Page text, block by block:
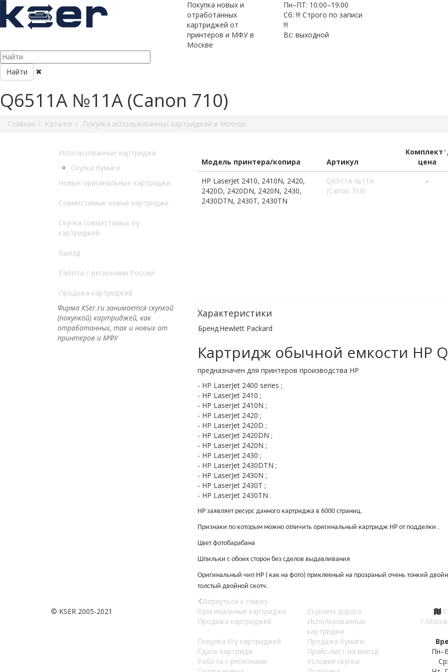
Покупка новых и
отработанных
картриджей от
принтеров и МФУ в
Москве
Пн–ПТ: 10:00–19:00
Сб: !!! Строго по записи
!!!
Вс: выходной
Найти
Q6511A №11A (Canon 710)
Главная Каталог Покупка использованных картриджей в Москве
Использованные картриджи
Скупка бумаги
Новые оригинальные картриджи
Совместимые новые картриджи
Скупка совместимых бу
картриджей
Выезд
Работа с регионами России
Продажа картриджей
Фирма KSer.ru занимается скупкой
(покупкой) картриджей, как
отработанных, так и новых от
принтеров и МФУ
Модель принтера/копира Артикул
Комплект*,
цена
HP LaserJet 2410, 2410N, 2420,
2420D, 2420DN, 2420N, 2430,
2430DTN, 2430T, 2430TN
Q6511A №11A
(Canon 710)
-
Характеристики
БрендHewlett Packard
Картридж обычной емкости HP
предназначен для принтеров производства HP
- HP LaserJet 2400 series ;
- HP LaserJet 2410 ;
- HP LaserJet 2410N ;
- HP LaserJet 2420 ;
- HP LaserJet 2420D ;
- HP LaserJet 2420DN ;
- HP LaserJet 2420N ;
- HP LaserJet 2430 ;
- HP LaserJet 2430DTN ;
- HP LaserJet 2430N ;
- HP LaserJet 2430T ;
- HP LaserJet 2430TN .
HP заявляет ресурс данного картриджа в 6000 страниц.
Признаки по которым можно отличить оригинальный картридж HP от подделки .
Цвет фотобарабана
Шпильки с обоих сторон без сделов выдавливания
Оригинальный чип HP ( как на фото) приклееный на прозраный очень тонкий
толстый двойной скотч.
Вернуться к списку
© KSER 2005-2021
Оригинальные картриджи
Скупаем дорого
Продажа картриджей
Использованные
картриджи
Покупка б/у картриджей
Продажа бумаги
Сдать картридж
Прайс-лист на выезд
Работа с регионами
Условия скупки